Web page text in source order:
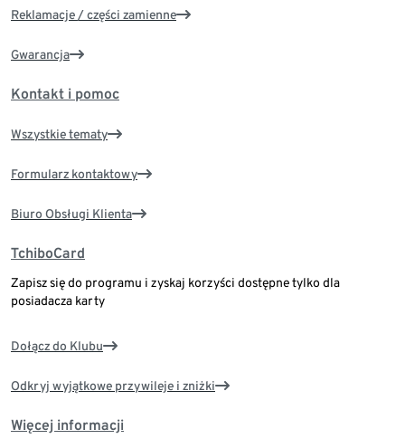
Reklamacje / części zamienne
Gwarancja
Kontakt i pomoc
Wszystkie tematy
Formularz kontaktowy
Biuro Obsługi Klienta
TchiboCard
Zapisz się do programu i zyskaj korzyści dostępne tylko dla
posiadacza karty
Dołącz do Klubu
Odkryj wyjątkowe przywileje i zniżki
Więcej informacji